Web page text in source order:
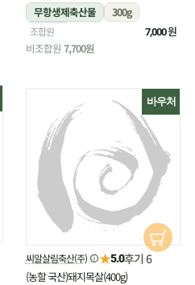
무항생제축산물
300g
냉장
조합원 7,000원
비조합원 7,700원
바우처
씨알살림축산(주) ★5.0후기 6
(농할 국산)돼지목살(400g)